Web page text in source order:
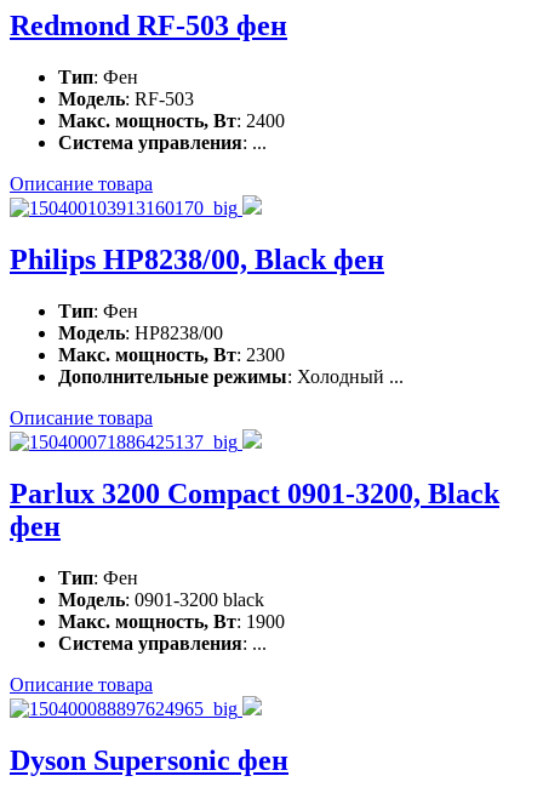
Redmond RF-503 фен
Тип: Фен
Модель: RF-503
Макс. мощность, Вт: 2400
Система управления: ...
Описание товара
Philips HP8238/00, Black фен
Тип: Фен
Модель: HP8238/00
Макс. мощность, Вт: 2300
Дополнительные режимы: Холодный ...
Описание товара
Parlux 3200 Compact 0901-3200, Black
фен
Тип: Фен
Модель: 0901-3200 black
Макс. мощность, Вт: 1900
Система управления: ...
Описание товара
Dyson Supersonic фен